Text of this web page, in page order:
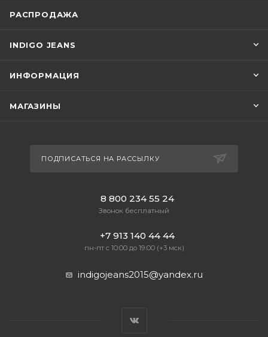
РАСПРОДАЖА
INDIGO JEANS
ИНФОРМАЦИЯ
МАГАЗИНЫ
ПОДПИСАТЬСЯ НА РАССЫЛКУ
8 800 234 55 24
Звонок бесплатный
+7 913 140 44 44
пн-пт с 10:00 до 19:00 (+3 мск)
indigojeans2015@yandex.ru